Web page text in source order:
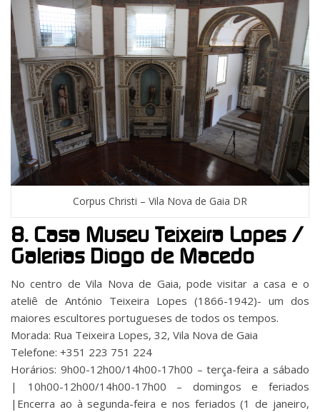
Corpus Christi – Vila Nova de Gaia DR
8. Casa Museu Teixeira Lopes /
Galerias Diogo de Macedo
No centro de Vila Nova de Gaia, pode visitar a casa e o
ateliê de António Teixeira Lopes (1866-1942)- um dos
maiores escultores portugueses de todos os tempos.
Morada: Rua Teixeira Lopes, 32, Vila Nova de Gaia
Telefone: +351 223 751 224
Horários: 9h00-12h00/14h00-17h00 – terça-feira a sábado
| 10h00-12h00/14h00-17h00 – domingos e feriados
|Encerra ao à segunda-feira e nos feriados (1 de janeiro,